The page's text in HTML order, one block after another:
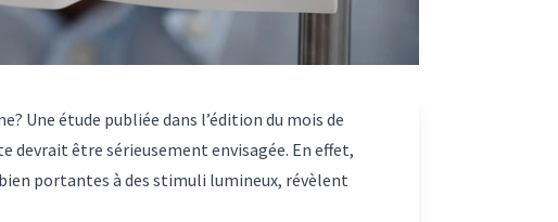
Une étude publiée dans l’édition du mois de
devrait être sérieusement envisagée. En effet,
portantes à des stimuli lumineux, révèlent